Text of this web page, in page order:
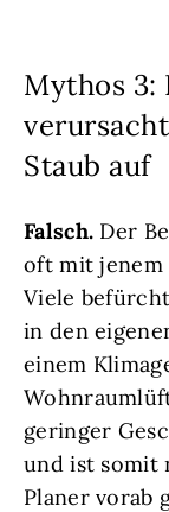
Mythos 3:
Staub auf
Falsch. Der
oft mit jenem
Viele
in den
einem
geringer
und ist somit
Planer vorab